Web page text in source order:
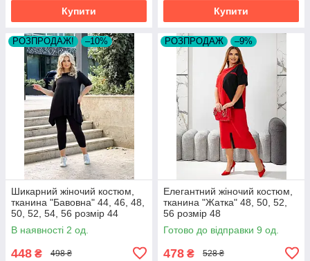
Купити Купити
РОЗПРОДАЖ! –10%
Шикарний жіночий костюм,
тканина "Бавовна" 44, 46, 48,
50, 52, 54, 56 розмір 44
В наявності 2 од.
448 ₴ 498 ₴
РОЗПРОДАЖ –9%
Елегантний жіночий костюм,
тканина "Жатка" 48, 50, 52,
56 розмір 48
Готово до відправки 9 од.
478 ₴ 528 ₴